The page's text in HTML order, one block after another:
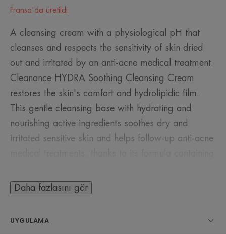
Fransa'da üretildi
A cleansing cream with a physiological pH that
cleanses and respects the sensitivity of skin dried
out and irritated by an anti-acne medical treatment.
Cleanance HYDRA Soothing Cleansing Cream
restores the skin's comfort and hydrolipidic film.
This gentle cleansing base with hydrating and
nourishing active ingredients soothes dry and
irritated sensitive skin and helps follow-up anti-acne
• CLEANSING : Respects skin that is dry and
Daha fazlasını gör
UYGULAMA